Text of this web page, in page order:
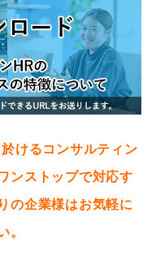
けるコンサルティン
ンストップで対応す
の企業様はお気軽に
。